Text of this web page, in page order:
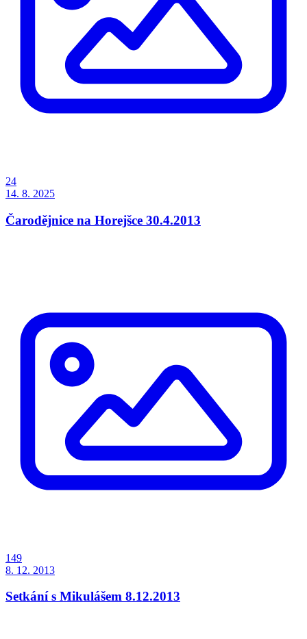
24
14. 8. 2025
Čarodějnice na Horejšce 30.4.2013
149
8. 12. 2013
Setkání s Mikulášem 8.12.2013